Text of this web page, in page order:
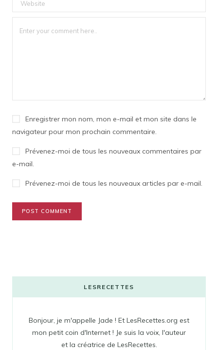
Enregistrer mon nom, mon e-mail et mon site dans le
navigateur pour mon prochain commentaire.
Prévenez-moi de tous les nouveaux commentaires par
e-mail.
Prévenez-moi de tous les nouveaux articles par e-mail.
LESRECETTES
Bonjour, je m'appelle Jade ! Et LesRecettes.org est
mon petit coin d'Internet ! Je suis la voix, l'auteur
et la créatrice de LesRecettes.